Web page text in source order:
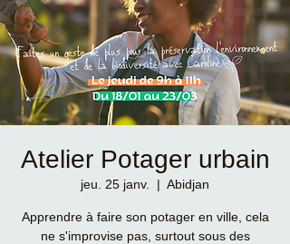
Atelier Potager urbain
jeu. 25 janv.
  |
Abidjan
Apprendre à faire son potager en ville, cela
ne s'improvise pas, surtout sous des